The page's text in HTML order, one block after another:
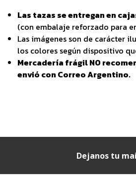
Las tazas se entregan en
(con embalaje reforzado para
Las imágenes son de carácter
los colores según dispositivo
Mercadería frágil NO
envió con Correo Argentino.
Dejanos tu